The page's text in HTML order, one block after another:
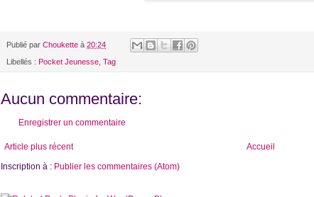
Publié par Choukette à 20:24
Libellés : Pocket Jeunesse Tag
Aucun commentaire:
Enregistrer un commentaire
Article plus récent
Accueil
Inscription à : Publier les commentaires (Atom)